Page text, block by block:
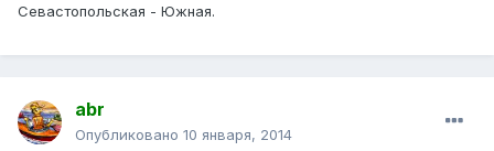
Севастопольская - Южная.
abr
Опубликовано 10 января, 2014